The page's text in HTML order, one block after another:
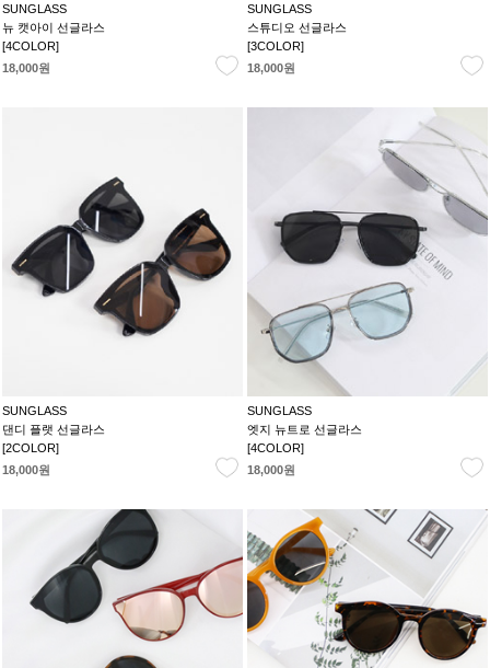
SUNGLASS
뉴 캣아이 선글라스
[4COLOR]
18,000원
SUNGLASS
스튜디오 선글라스
[3COLOR]
18,000원
SUNGLASS
댄디 플랫 선글라스
[2COLOR]
18,000원
SUNGLASS
엣지 뉴트로 선글라스
[4COLOR]
18,000원